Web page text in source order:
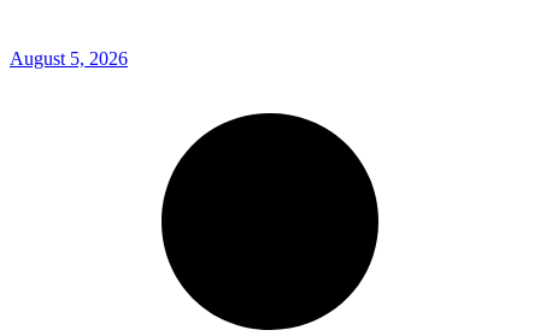
August 5, 2026